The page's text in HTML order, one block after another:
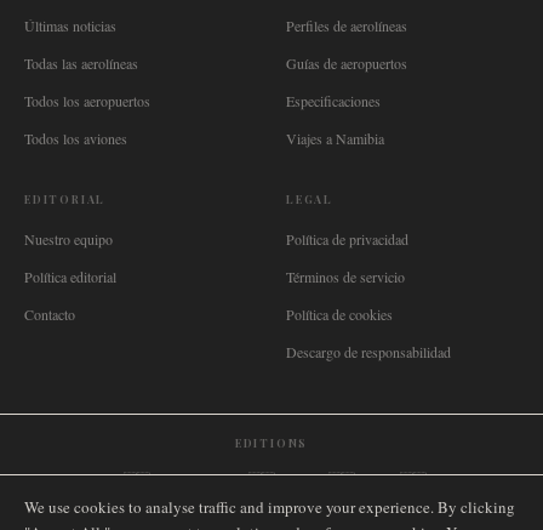
Últimas noticias
Todas las aerolíneas
Todos los aeropuertos
Todos los aviones
Perfiles de aerolíneas
Guías de aeropuertos
Especificaciones
Viajes a Namibia
EDITORIAL
Nuestro equipo
Política editorial
Contacto
LEGAL
Política de privacidad
Términos de servicio
Política de cookies
Descargo de responsabilidad
EDITIONS
🌐 International🇬🇧 United Kingdom🇦🇺 Australia🇨🇦 Canada🇳🇿 New Zealand
🇿🇦 South Africa🇸🇬 Singapore 🇩🇪 Deutschland🇳🇱 Nederland🇫🇷 France
We use cookies to analyse traffic and improve your experience. By clicking